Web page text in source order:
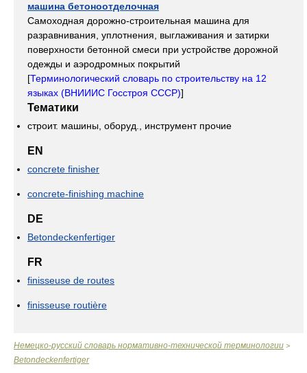
машина бетоноотделочная
Самоходная дорожно-строительная машина для
разравнивания, уплотнения, выглаживания и затирки
поверхности бетонной смеси при устройстве дорожной
одежды и аэродромных покрытий
[Терминологический словарь по строительству на 12
языках (ВНИИИС Госстроя СССР)]
Тематики
строит. машины, оборуд., инструмент прочие
EN
concrete finisher
concrete-finishing machine
DE
Betondeckenfertiger
FR
finisseuse de routes
finisseuse routière
Немецко-русский словарь нормативно-технической терминологии >
Betondeckenfertiger